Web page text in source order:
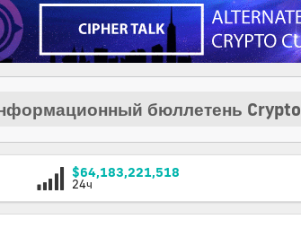
бюллетень Crypto
$64,183,221,518
24ч